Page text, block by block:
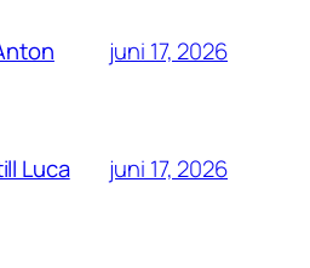
juni 17, 2026
Luca juni 17, 2026